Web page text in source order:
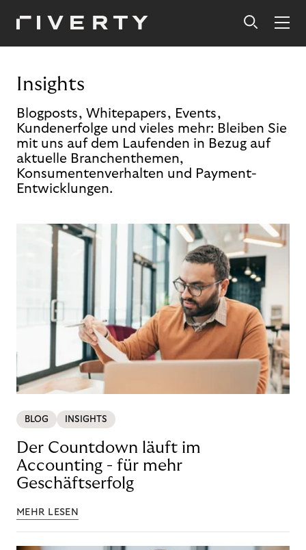
Insights
Blogposts, Whitepapers, Events,
Kundenerfolge und vieles mehr: Bleiben Sie
mit uns auf dem Laufenden in Bezug auf
aktuelle Branchenthemen,
Konsumentenverhalten und Payment-
Entwicklungen.
BLOG INSIGHTS
Der Countdown läuft im
Accounting - für mehr
Geschäftserfolg
MEHR LESEN